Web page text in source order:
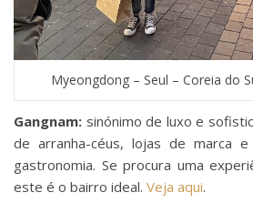
Myeongdong – Seul – Coreia do
Gangnam: sinónimo de luxo e
de arranha-céus, lojas de marca
gastronomia. Se procura uma
este é o bairro ideal. Veja aqui.